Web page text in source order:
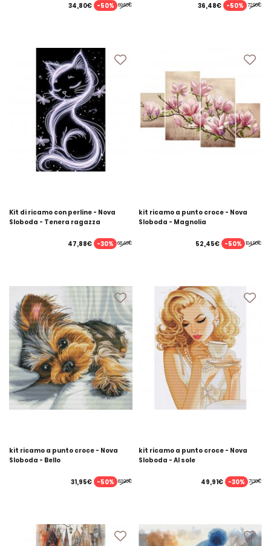
69,60€
34,80€ -50% 72,96€
36,48€ -50%
Kit di ricamo con perline - Nova
Sloboda - Tenera ragazza
68,40€
47,88€ -30%
kit ricamo a punto croce - Nova
Sloboda - Magnolia
104,90€
52,45€ -50%
kit ricamo a punto croce - Nova
Sloboda - Bello
63,90€
31,95€ -50%
kit ricamo a punto croce - Nova
Sloboda - Al sole
71,30€
49,91€ -30%